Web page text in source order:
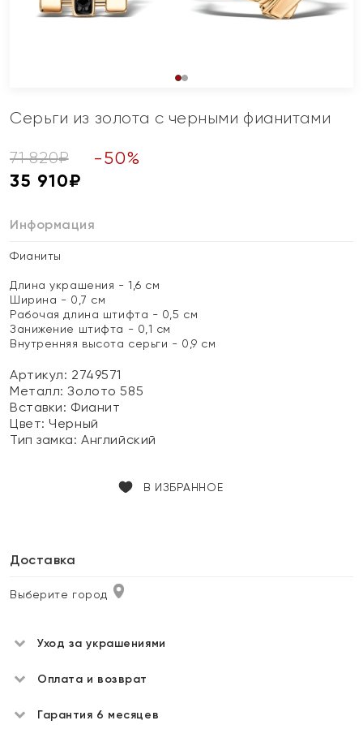
Серьги из золота с черными фианитами
71 820₽ -50%
35 910₽
Информация
Фианиты
Длина украшения - 1,6 см
Ширина - 0,7 см
Рабочая длина штифта - 0,5 см
Занижение штифта - 0,1 см
Внутренняя высота серьги - 0,9 см
Артикул: 2749571
Металл:Золото 585
Вставки: Фианит
Цвет:Черный
Тип замка:Английский
В ИЗБРАННОЕ
Доставка
Выберите город
Уход за украшениями
Оплата и возврат
Гарантия 6 месяцев